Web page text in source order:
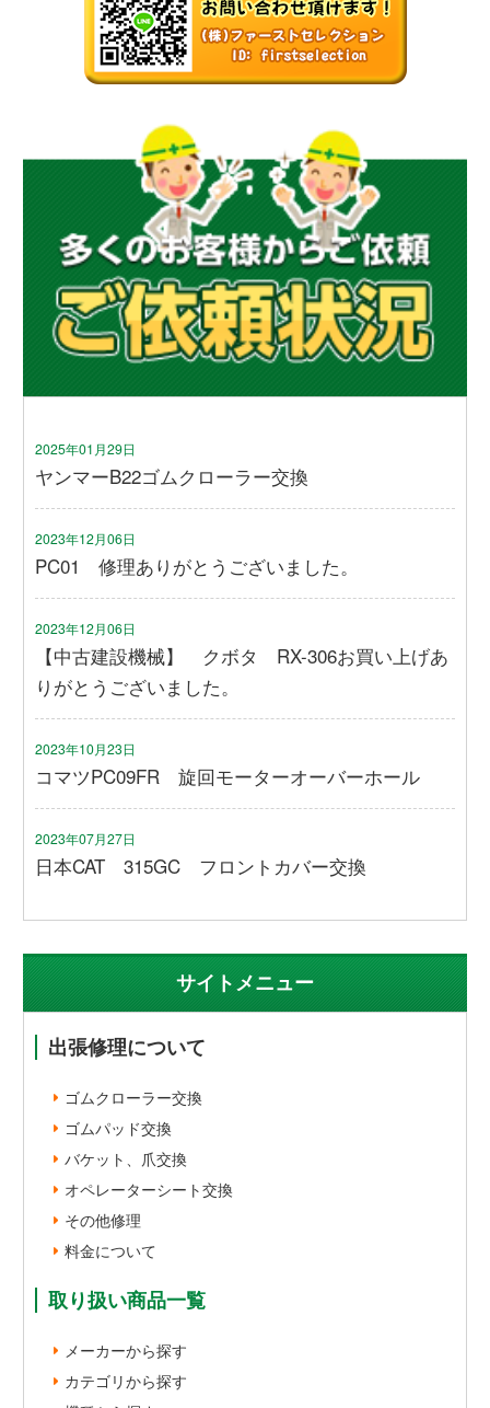
2025年01月29日
ヤンマーB22ゴムクローラー交換
2023年12月06日
PC01 修理ありがとうございました。
2023年12月06日
【中古建設機械】 クボタ RX-306お買い上げあ
りがとうございました。
2023年10月23日
コマツPC09FR 旋回モーターオーバーホール
2023年07月27日
日本CAT 315GC フロントカバー交換
サイトメニュー
出張修理について
ゴムクローラー交換
ゴムパッド交換
バケット、爪交換
オペレーターシート交換
その他修理
料金について
取り扱い商品一覧
メーカーから探す
カテゴリから探す